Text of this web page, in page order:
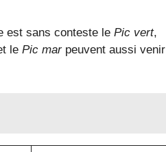
est sans conteste le Pic vert,
le Pic marpeuvent aussi venir